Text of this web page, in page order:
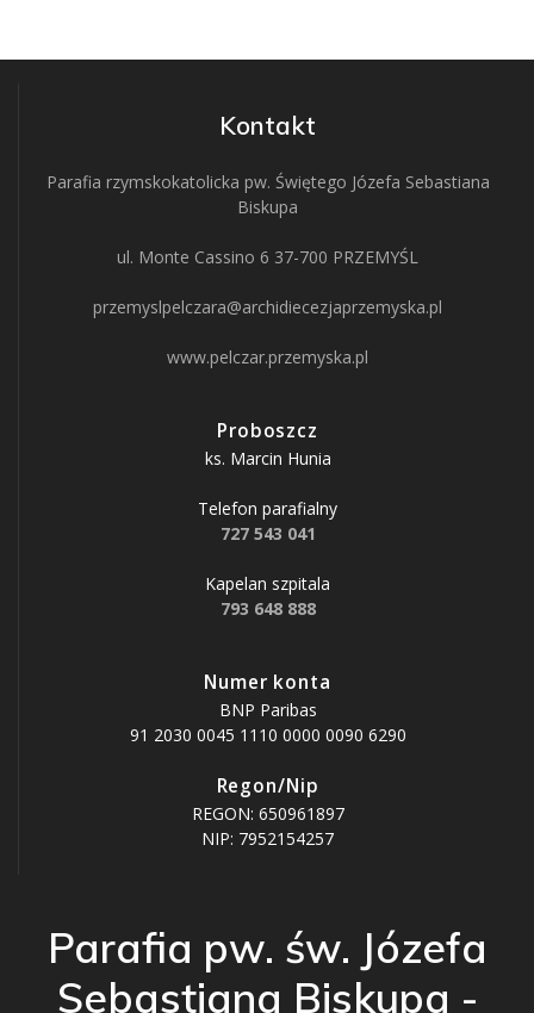
Kontakt
Parafia rzymskokatolicka pw. Świętego Józefa Sebastiana
Biskupa
ul. Monte Cassino 6 37-700 PRZEMYŚL
przemyslpelczara@archidiecezjaprzemyska.pl
www.pelczar.przemyska.pl
Proboszcz
ks. Marcin Hunia
Telefon parafialny
727 543 041
Kapelan szpitala
793 648 888
Numer konta
BNP Paribas
91 2030 0045 1110 0000 0090 6290
Regon/Nip
REGON: 650961897
NIP: 7952154257
Parafia pw. św. Józefa
Sebastiana Biskupa -